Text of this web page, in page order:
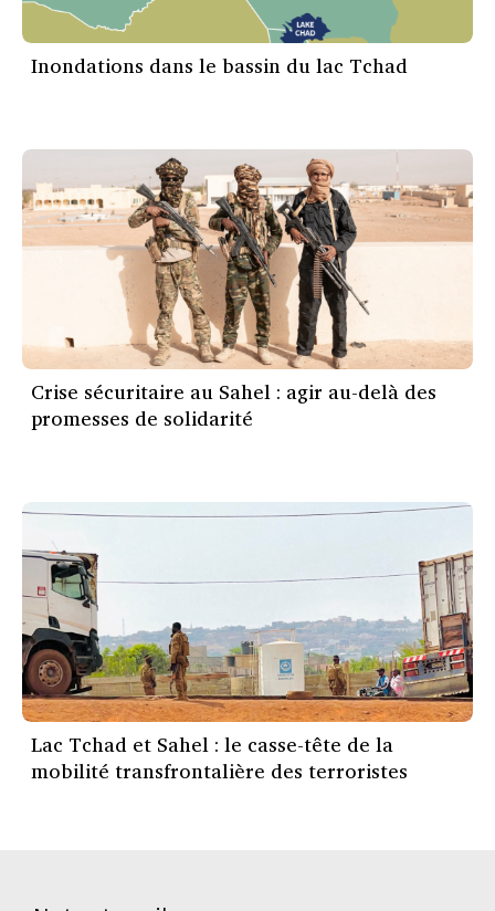
Inondations dans le bassin du lac Tchad
Crise sécuritaire au Sahel : agir au-delà des
promesses de solidarité
Lac Tchad et Sahel : le casse-tête de la
mobilité transfrontalière des terroristes